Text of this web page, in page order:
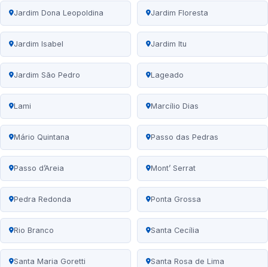
Jardim Dona Leopoldina Jardim Floresta
Jardim Isabel Jardim Itu
Jardim São Pedro Lageado
Lami Marcílio Dias
Mário Quintana Passo das Pedras
Passo d’Areia Mont’ Serrat
Pedra Redonda Ponta Grossa
Rio Branco Santa Cecília
Santa Maria Goretti Santa Rosa de Lima